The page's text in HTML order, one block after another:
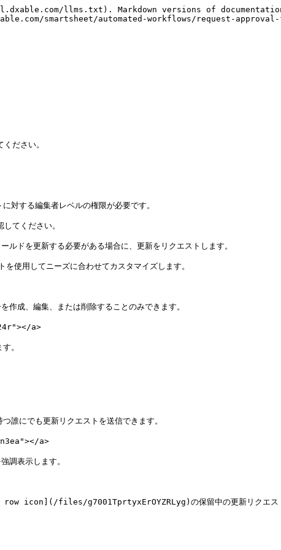
llms.txt). Markdown versions of
smartsheet/automated-workflows/request-approval-
ださい。
対する編集者レベルの権限が必要です。
てください。
ドを更新する必要がある場合に、更新をリクエストします。
使用してニーズに合わせてカスタマイズします。
作成、編集、または削除することのみできます。
a>
。
誰にでも更新リクエストを送信できます。
a>
調表示します。
icon](/files/g7001TprtyxErOYZRLyg)の保留中の更新リクエスト